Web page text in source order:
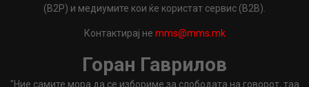
(B2P) и медиумите кои ќе користат сервис (B2B).
Контактирај не mms@mms.mk
Горан Гаврилов
"Ние самите мора да се избориме за слободата на говорот, таа